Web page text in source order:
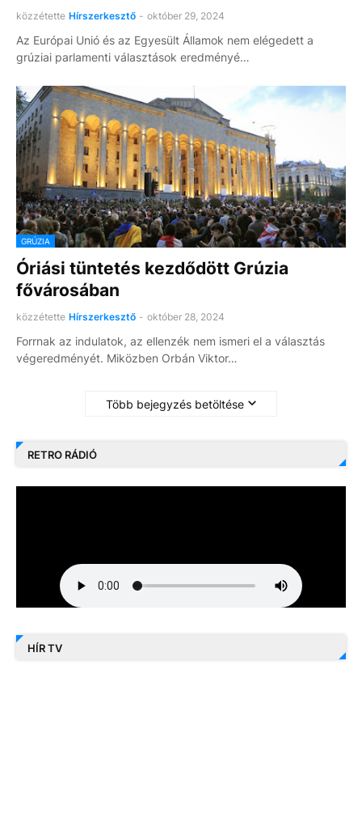
közzétette Hírszerkesztő - október 29, 2024
Az Európai Unió és az Egyesült Államok nem elégedett a
grúziai parlamenti választások eredményé…
GRÚZIA
Óriási tüntetés kezdődött Grúzia
fővárosában
közzétette Hírszerkesztő - október 28, 2024
Forrnak az indulatok, az ellenzék nem ismeri el a választás
végeredményét. Miközben Orbán Viktor…
Több bejegyzés betöltése
RETRO RÁDIÓ
HÍR TV